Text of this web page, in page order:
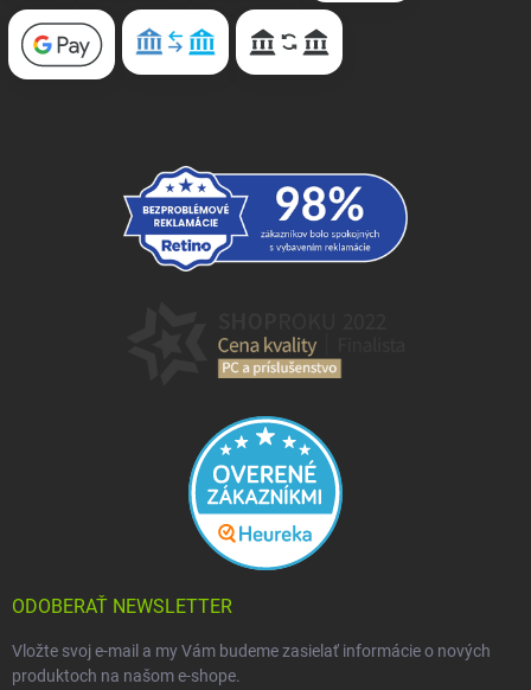
ODOBERAŤ NEWSLETTER
Vložte svoj e-mail a my Vám budeme zasielať informácie o nových
produktoch na našom e-shope.